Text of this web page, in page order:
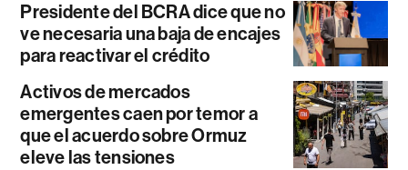
Presidente del BCRA dice que no
ve necesaria una baja de encajes
para reactivar el crédito
Activos de mercados
emergentes caen por temor a
que el acuerdo sobre Ormuz
eleve las tensiones